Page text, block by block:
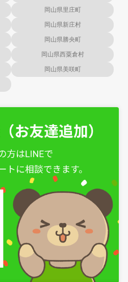
岡山県里庄町
岡山県新庄村
岡山県勝央町
岡山県西粟倉村
岡山県美咲町